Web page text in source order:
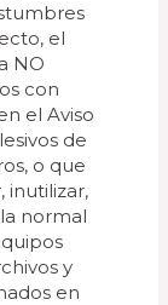
el
NO
con
el Aviso
de
o que
inutilizar,
normal
y
en